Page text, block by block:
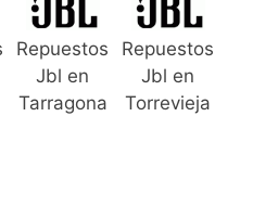
Repuestos
Jbl en
Tarragona
Repuestos
Jbl en
Torrevieja